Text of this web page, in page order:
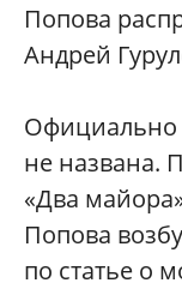
Попова
Андрей
Официально
не названа.
«Два
Попова
по статье о